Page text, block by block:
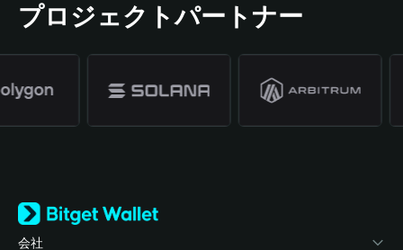
プロジェクトパートナー
会社